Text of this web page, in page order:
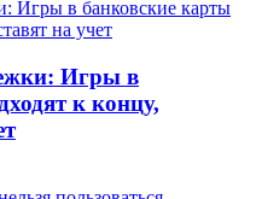
Игры в
к концу,